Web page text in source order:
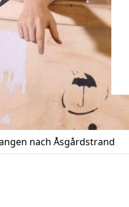
nach Åsgårdstrand